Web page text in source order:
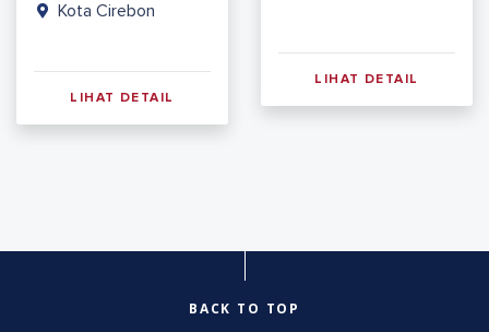
Kota Cirebon
LIHAT DETAIL
LIHAT DETAIL
BACK TO TOP